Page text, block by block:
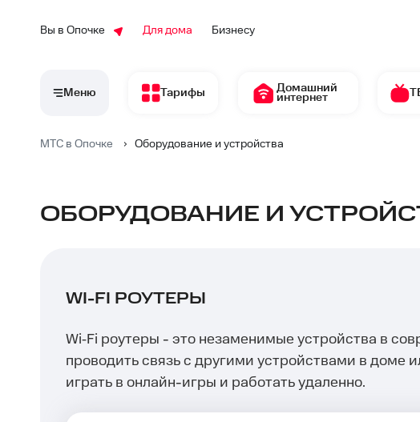
Вы в Опочке Для дома Бизнесу
Меню Тарифы Домашний
интернет
МТС в Опочке › Оборудование и устройства
ОБОРУДОВАНИЕ И
WI-FI РОУТЕРЫ
Wi‑Fi роутеры - это незаменимые устройства в
проводить связь с другими устройствами в
играть в онлайн-игры и работать удаленно.